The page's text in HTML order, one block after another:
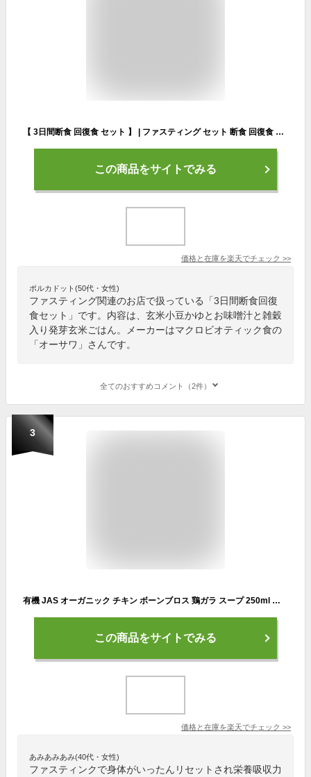
【 3日間断食 回復食 セット 】 | ファスティング セット 断食 回復食 ダイエット レトルト 味噌汁 ごはん おかゆ お粥 マクロビオティック 粥 プチ断食 ご飯 レトルトご飯 置き換えダイエット マクロビ ファスティングセット
この商品をサイトでみる
価格と在庫を楽天でチェック >>
ポルカドット(50代・女性)
ファスティング関連のお店で扱っている「3日間断食回復
食セット」です。内容は、玄米小豆かゆとお味噌汁と雑穀
入り発芽玄米ごはん。メーカーはマクロビオティック食の
「オーサワ」さんです。
全てのおすすめコメント（2件）
3
有機 JAS オーガニック チキン ボーンブロス 鶏ガラ スープ 250ml 無添加 鶏ガラスープ チキンストック 液体 ファスティング 回復食 ドリンク 間欠的 断食 飲み物 酵素以外 グルテンフリー 食品 食材 骨髄スープ 骨髄エキス 抗生物質不使用
この商品をサイトでみる
価格と在庫を楽天でチェック >>
あみあみあみ(40代・女性)
ファスティンクで身体がいったんリセットされ栄養吸収力